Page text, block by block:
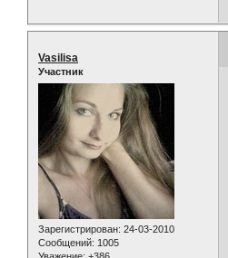
Vasilisa
Участник
Зарегистрирован: 24-03-2010
Сообщений: 1005
Уважение: +386